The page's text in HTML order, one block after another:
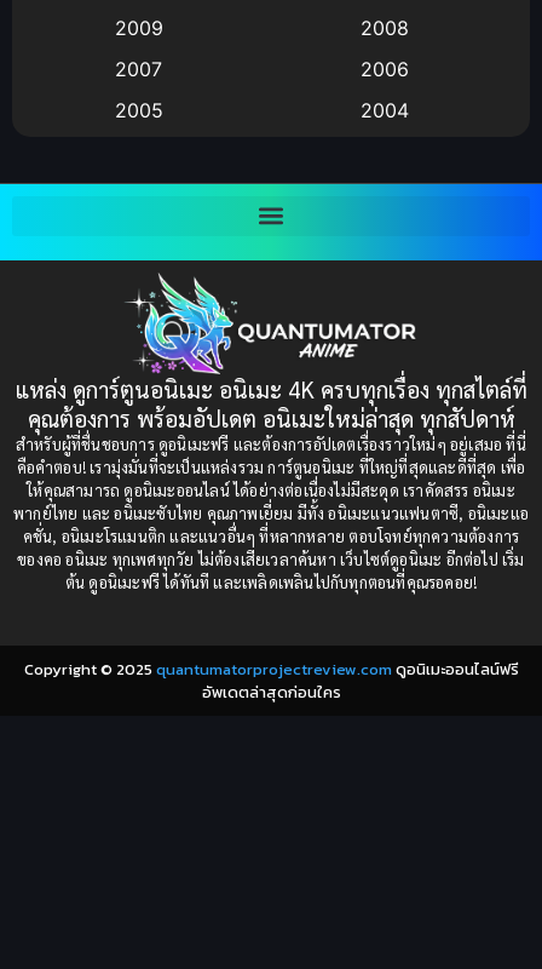
Big tits (นมใหญ่)
Bitch (ผู้หญิงร่าน)
Bondage (ทาส)(1)
(1)
Censored (เซ็นเซอร์)(19)
Comedy (ตลก)(235)
Comedy (ตลก)(85)
Comic Book การ์ตูน(1)
Coming-of-Age ก้าวผ่านวัย(6)
2009
2008
2007
2006
2005
2004
2001
2000
1997
1993
1991
1989
1988
1987
1985
1984
1983
1982
1981
1980
1979
แหล่ง ดูการ์ตูนอนิเมะ อนิเมะ 4K ครบทุกเรื่อง ทุกสไตล์ที่
คุณต้องการ พร้อมอัปเดต อนิเมะใหม่ล่าสุด ทุกสัปดาห์
สำหรับผู้ที่ชื่นชอบการ ดูอนิเมะฟรี และต้องการอัปเดตเรื่องราวใหม่ๆ อยู่เสมอ ที่นี่
คือคำตอบ! เรามุ่งมั่นที่จะเป็นแหล่งรวม การ์ตูนอนิเมะ ที่ใหญ่ที่สุดและดีที่สุด เพื่อ
ให้คุณสามารถ ดูอนิเมะออนไลน์ ได้อย่างต่อเนื่องไม่มีสะดุด เราคัดสรร อนิเมะ
พากย์ไทย และ อนิเมะซับไทย คุณภาพเยี่ยม มีทั้ง อนิเมะแนวแฟนตาซี, อนิเมะแอ
คชั่น, อนิเมะโรแมนติก และแนวอื่นๆ ที่หลากหลาย ตอบโจทย์ทุกความต้องการ
ของคอ อนิเมะ ทุกเพศทุกวัย ไม่ต้องเสียเวลาค้นหา เว็บไซต์ดูอนิเมะ อีกต่อไป เริ่ม
ต้น ดูอนิเมะฟรี ได้ทันที และเพลิดเพลินไปกับทุกตอนที่คุณรอคอย!
Copyright © 2025 quantumatorprojectreview.comดูอนิเมะออนไลน์ฟรี
อัพเดตล่าสุดก่อนใคร